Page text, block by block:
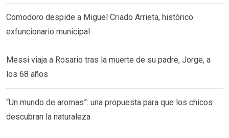
Comodoro despide a Miguel Criado Arrieta, histórico
exfuncionario municipal
Messi viaja a Rosario tras la muerte de su padre, Jorge, a
los 68 años
“Un mundo de aromas”: una propuesta para que los chicos
descubran la naturaleza